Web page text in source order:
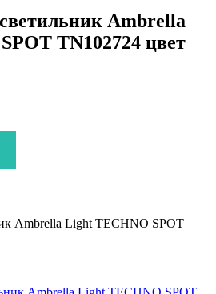
Ambrella
TN102724 цвет
Ambrella Light TECHNO SPOT